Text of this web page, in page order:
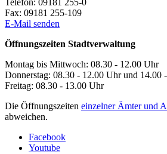
Telefon: 09181 255-0
Fax: 09181 255-109
E-Mail senden
Öffnungszeiten Stadtverwaltung
Montag bis Mittwoch: 08.30 - 12.00 Uhr
Donnerstag: 08.30 - 12.00 Uhr und 14.00
Freitag: 08.30 - 13.00 Uhr
Die Öffnungszeiten einzelner Ämter und
abweichen.
Facebook
Youtube